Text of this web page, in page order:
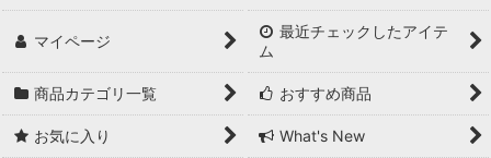
マイページ
最近チェックしたアイテ
ム
商品カテゴリ一覧 おすすめ商品
お気に入り What's New